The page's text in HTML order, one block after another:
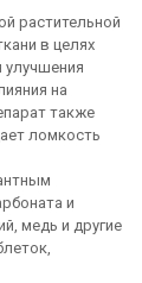
растительной
в целях
улучшения
на
также
ломкость
и
медь и другие